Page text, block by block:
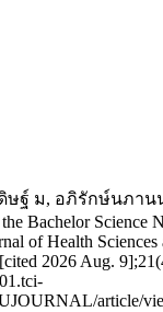
ษฐ์ ม, อภิรักษ์นภาน
Bachelor Science
of Health Sciences
2026 Aug.
article/